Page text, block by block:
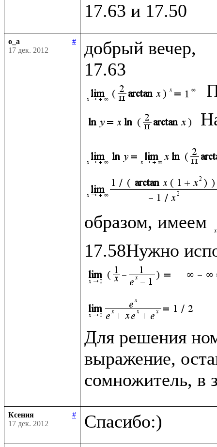
o_a
#
17 дек. 2012
добрый вечер,
образом, имеем
Для решения
выражение,
сомножитель, в
Ксения
#
17 дек. 2012